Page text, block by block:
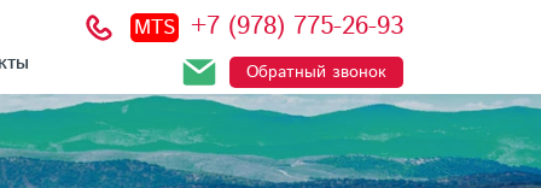
MTS +7 (978) 775-26-93
Обратный звонок